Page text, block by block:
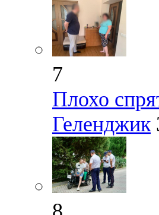
7
Плохо
Геленджик